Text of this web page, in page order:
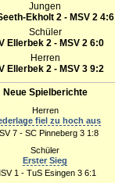
Jungen
Ekholt 2 - MSV 2 4:6
Schüler
Ellerbek 2 - MSV 2 6:0
Herren
Ellerbek 2 - MSV 3 9:2
Neue Spielberichte
Herren
fiel zu hoch aus
7 - SC Pinneberg 3 1:8
Schüler
Erster Sieg
1 - TuS Esingen 3 6:1